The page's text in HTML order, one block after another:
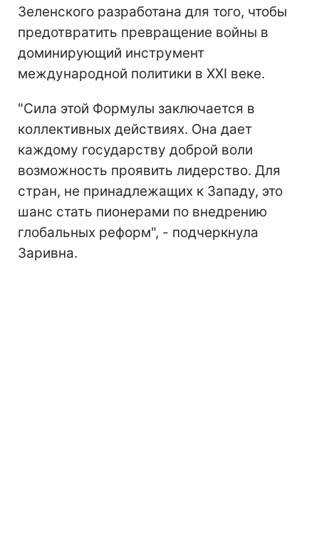
Зеленского разработана для того, чтобы
предотвратить превращение войны в
доминирующий инструмент
международной политики в XXI веке.
"Сила этой Формулы заключается в
коллективных действиях. Она дает
каждому государству доброй воли
возможность проявить лидерство. Для
стран, не принадлежащих к Западу, это
шанс стать пионерами по внедрению
глобальных реформ", - подчеркнула
Заривна.